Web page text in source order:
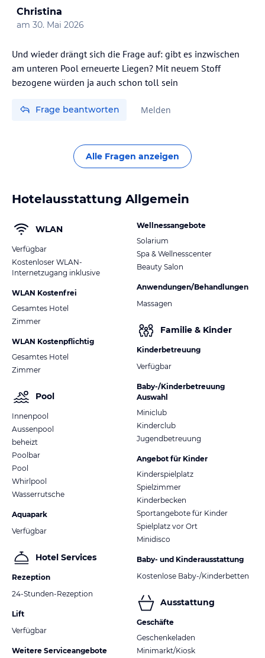
Christina
am 30. Mai 2026
Und wieder drängt sich die Frage auf: gibt es inzwischen
am unteren Pool erneuerte Liegen? Mit neuem Stoff
bezogene würden ja auch schon toll sein
Frage beantworten Melden
Alle Fragen anzeigen
Hotelausstattung Allgemein
WLAN
Verfügbar
Kostenloser WLAN-
Internetzugang inklusive
WLAN Kostenfrei
Gesamtes Hotel
Zimmer
WLAN Kostenpflichtig
Gesamtes Hotel
Zimmer
Pool
Innenpool
Aussenpool
beheizt
Poolbar
Pool
Whirlpool
Wasserrutsche
Aquapark
Verfügbar
Hotel Services
Rezeption
24-Stunden-Rezeption
Lift
Verfügbar
Weitere Serviceangebote
Wellnessangebote
Solarium
Spa & Wellnesscenter
Beauty Salon
Anwendungen/Behandlungen
Massagen
Familie & Kinder
Kinderbetreuung
Verfügbar
Baby-/Kinderbetreuung
Auswahl
Miniclub
Kinderclub
Jugendbetreuung
Angebot für Kinder
Kinderspielplatz
Spielzimmer
Kinderbecken
Sportangebote für Kinder
Spielplatz vor Ort
Minidisco
Baby- und Kinderausstattung
Kostenlose Baby-/Kinderbetten
Ausstattung
Geschäfte
Geschenkeladen
Minimarkt/Kiosk